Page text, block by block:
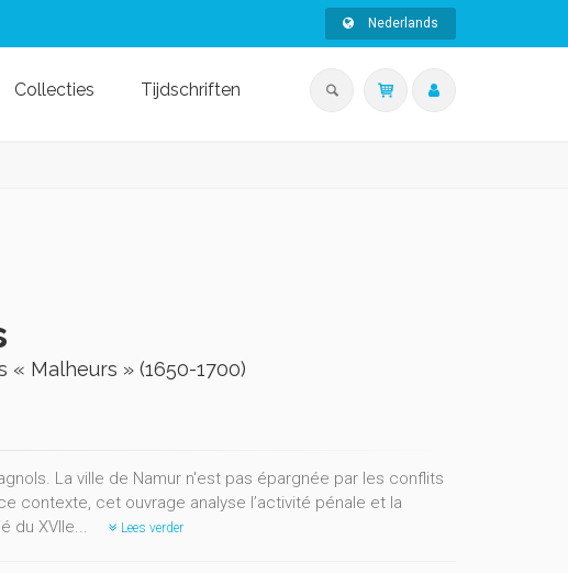
Nederlands
Collecties Tijdschriften
Malheurs » (1650-1700)
La ville de Namur n'est pas épargnée par les conflits
contexte, cet ouvrage analyse l’activité pénale et la
du XVIIe...
Lees verder